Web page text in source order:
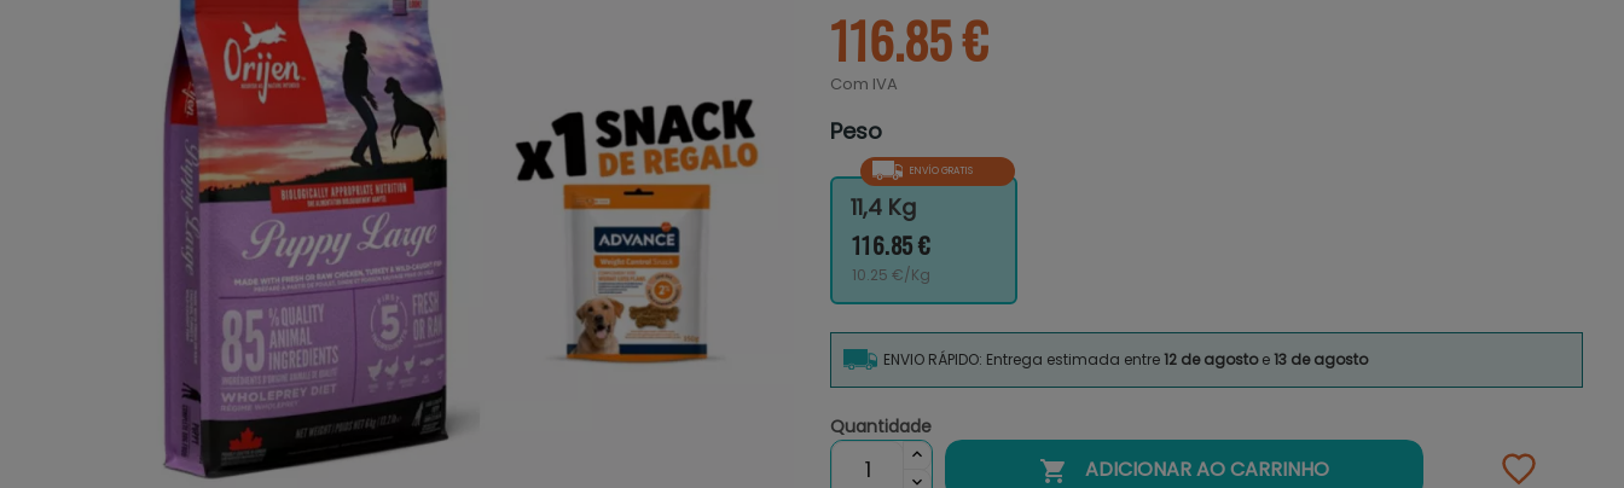
116.85 €
Com IVA
Peso
ENVÍO GRATIS
11,4 Kg
116.85 €
10.25 €/Kg
ENVIO RÁPIDO: Entrega estimada entre12 de agostoe13 de agosto
Quantidade
 ADICIONAR AO CARRINHO